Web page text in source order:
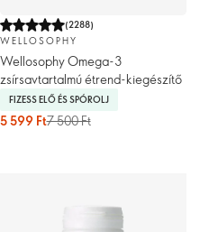
(2288)
WELLOSOPHY
Wellosophy Omega-3
zsírsavtartalmú étrend-kiegészítő
FIZESS ELŐ ÉS SPÓROLJ
5 599 Ft7 500 Ft